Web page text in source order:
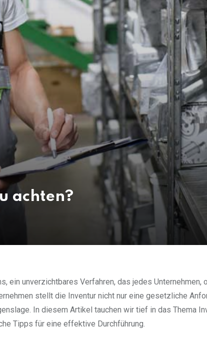
achten?
ein unverzichtbares Verfahren, das jedes Unternehmen,
stellt die Inventur nicht nur eine gesetzliche
In diesem Artikel tauchen wir tief in das Thema
Tipps für eine effektive Durchführung.